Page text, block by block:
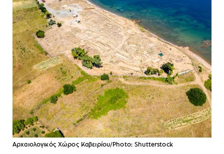
Αρχαιολογικός Χώρος Καβειρίου/Photo: Shutterstock